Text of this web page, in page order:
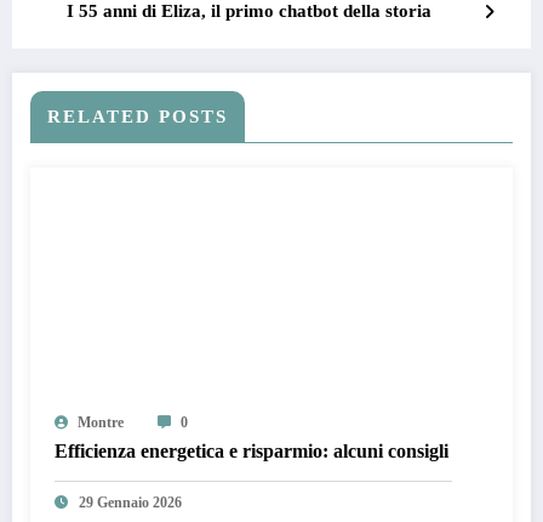
I 55 anni di Eliza, il primo chatbot della storia
RELATED POSTS
Montre 0
Efficienza energetica e risparmio: alcuni consigli
29 Gennaio 2026